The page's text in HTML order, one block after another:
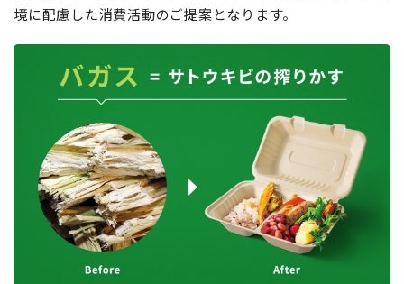
境に配慮した消費活動のご提案となります。